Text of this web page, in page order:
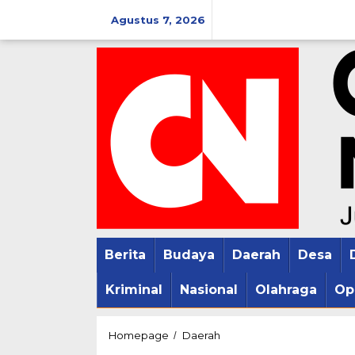
konten
Agustus 7, 2026
Berita Budaya Daerah Desa
Kriminal Nasional Olahraga
Homepage / Daerah